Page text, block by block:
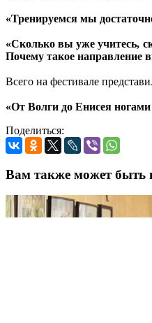
«Тренируемся мы
«Сколько вы уже учитесь,
Почему такое направление
Всего на фестивале
«От Волги до Енисея
Поделиться:
Вам также может быть